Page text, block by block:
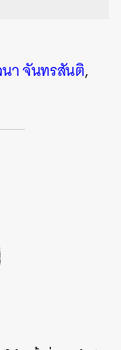
า จันทรสันติ,